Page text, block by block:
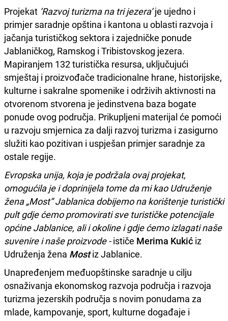
Projekat ‘Razvoj turizma na tri jezera’ je ujedno i
primjer saradnje opština i kantona u oblasti razvoja i
jačanja turističkog sektora i zajedničke ponude
Jablaničkog, Ramskog i Tribistovskog jezera.
Mapiranjem 132 turistička resursa, uključujući
smještaj i proizvođače tradicionalne hrane, historijske,
kulturne i sakralne spomenike i održivih aktivnosti na
otvorenom stvorena je jedinstvena baza bogate
ponude ovog područja. Prikupljeni materijal će pomoći
u razvoju smjernica za dalji razvoj turizma i zasigurno
služiti kao pozitivan i uspješan primjer saradnje za
ostale regije.
Evropska unija, koja je podržala ovaj projekat,
omogućila je i doprinijela tome da mi kao Udruženje
žena „Most“ Jablanica dobijemo na korištenje turistički
pult gdje ćemo promovirati sve turističke potencijale
općine Jablanice, ali i okoline i gdje ćemo izlagati naše
suvenire i naše proizvode - ističe Merima Kukić iz
Udruženja žena Mostiz Jablanice.
Unapređenjem međuopštinske saradnje u cilju
osnaživanja ekonomskog razvoja područja i razvoja
turizma jezerskih područja s novim ponudama za
mlade, kampovanje, sport, kulturne događaje i